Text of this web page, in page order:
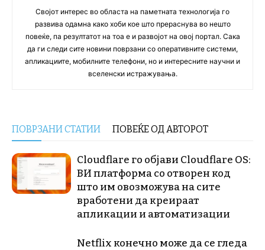
Својот интерес во областа на паметната технологија го
развива одамна како хоби кое што прераснува во нешто
повеќе, па резултатот на тоа е и развојот на овој портал. Сака
да ги следи сите новини поврзани со оперативните системи,
апликациите, мобилните телефони, но и интересните научни и
вселенски истражувања.
ПОВРЗАНИ СТАТИИ ПОВЕЌЕ ОД АВТОРОТ
Cloudflare го објави Cloudflare OS:
ВИ платформа со отворен код
што им овозможува на сите
вработени да креираат
апликации и автоматизации
Netflix конечно може да се гледа